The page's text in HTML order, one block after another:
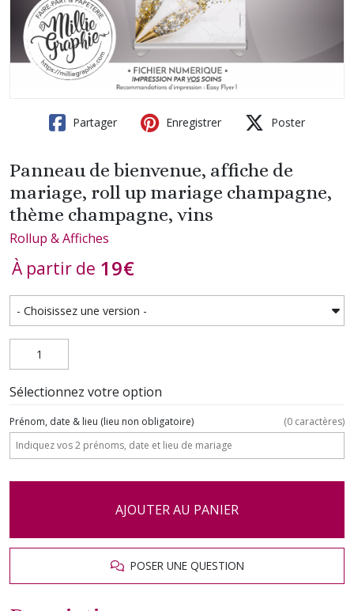
Partager Enregistrer Poster
Panneau de bienvenue, affiche de
mariage, roll up mariage champagne,
thème champagne, vins
Rollup & Affiches
À partir de 19€
Sélectionnez votre option
Prénom, date & lieu (lieu non obligatoire) (0 caractères)
AJOUTER AU PANIER
POSER UNE QUESTION